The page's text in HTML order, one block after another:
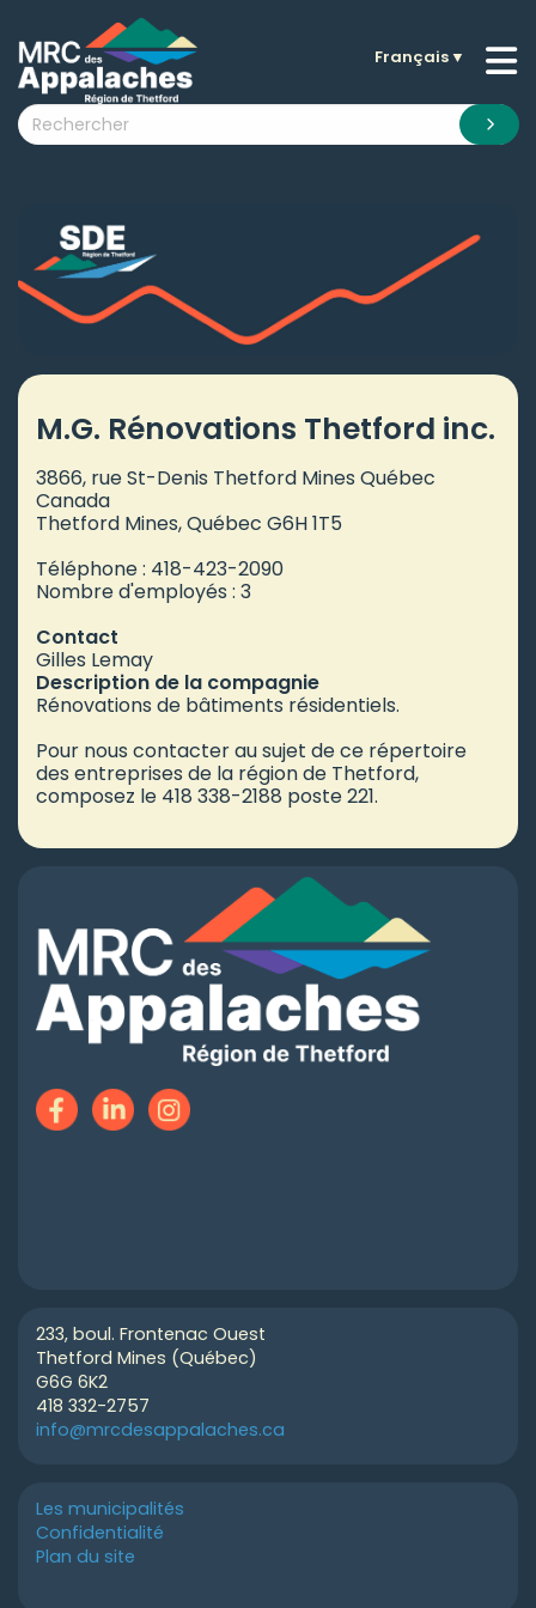
submenu (La MRC )
submenu (Citoyens )
submenu (Nouvelles )
submenu (Documentation )
Français▼
M.G. Rénovations Thetford inc.
3866, rue St-Denis Thetford Mines Québec
Canada
Thetford Mines, Québec G6H 1T5
Téléphone : 418-423-2090
Nombre d'employés : 3
Contact
Gilles Lemay
Description de la compagnie
Rénovations de bâtiments résidentiels.
Pour nous contacter au sujet de ce répertoire
des entreprises de la région de Thetford,
composez le 418 338-2188 poste 221.
233, boul. Frontenac Ouest
Thetford Mines (Québec)
G6G 6K2
418 332-2757
info@mrcdesappalaches.ca
Les municipalités
Confidentialité
Plan du site